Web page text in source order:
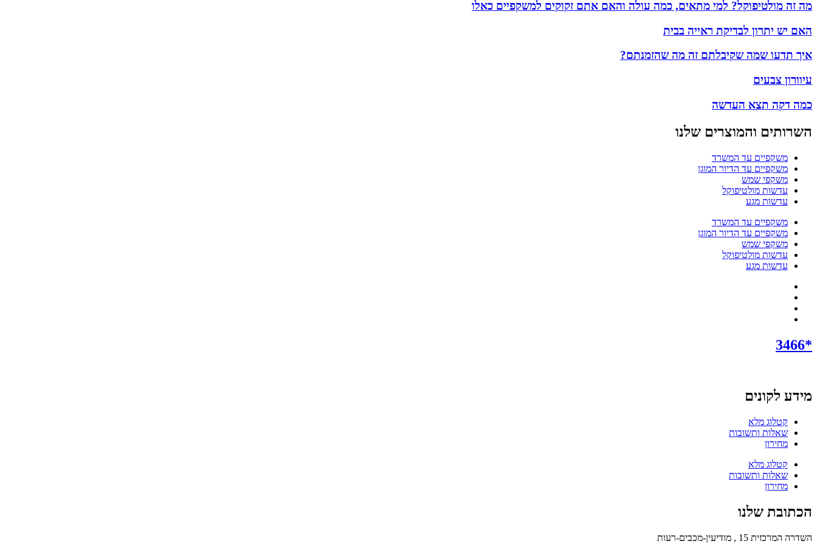
מה זה מולטיפוקל? למי מתאים, כמה עולה והאם אתם זקוקים למשקפיים כאלו
האם יש יתרון לבדיקת ראייה בבית
איך תדעו שמה שקיבלתם זה מה שהזמנתם?
עיוורון צבעים
כמה דקה תצא העדשה
השרותים והמוצרים שלנו
משקפיים עד המשרד
משקפיים עד הדיור המוגן
משקפי שמש
עדשות מולטיפוקל
עדשות מגע
משקפיים עד המשרד
משקפיים עד הדיור המוגן
משקפי שמש
עדשות מולטיפוקל
עדשות מגע
*3466
מידע לקונים
קטלוג מלא
שאלות ותשובות
מחירון
קטלוג מלא
שאלות ותשובות
מחירון
הכתובת שלנו
השדרה המרכזית 15 , מודיעין-מכבים-רעות